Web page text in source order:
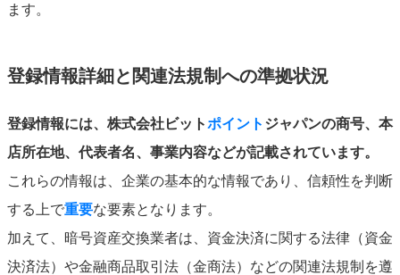
ます。
登録情報詳細と関連法規制への準拠状況
登録情報には、株式会社ビットポイント ジャパンの商号、本
店所在地、代表者名、事業内容などが記載されています。
これらの情報は、企業の基本的な情報であり、信頼性を判断
する上で重要な要素となります。
加えて、暗号資産交換業者は、資金決済に関する法律（資金
決済法）や金融商品取引法（金商法）などの関連法規制を遵